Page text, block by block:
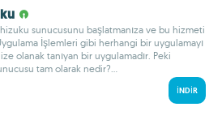
sunucusunu başlatmanıza ve bu hizmeti
İşlemleri gibi herhangi bir uygulamayı
olanak tanıyan bir uygulamadır. Peki
tam olarak nedir?...
İNDIR